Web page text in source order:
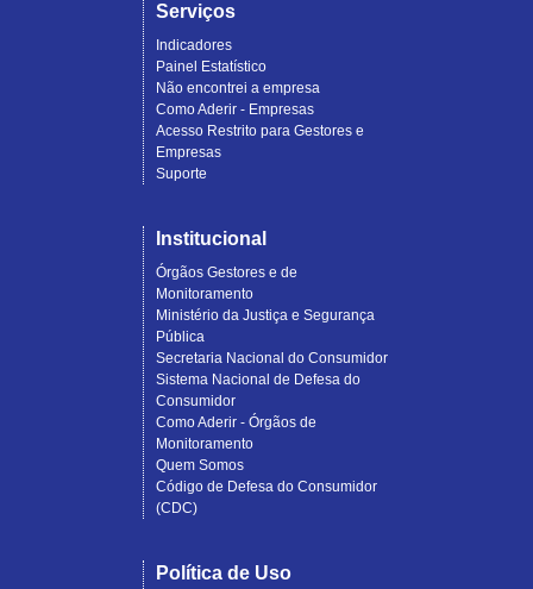
Serviços
Indicadores
Painel Estatístico
Não encontrei a empresa
Como Aderir - Empresas
Acesso Restrito para Gestores e
Empresas
Suporte
Institucional
Órgãos Gestores e de
Monitoramento
Ministério da Justiça e Segurança
Pública
Secretaria Nacional do Consumidor
Sistema Nacional de Defesa do
Consumidor
Como Aderir - Órgãos de
Monitoramento
Quem Somos
Código de Defesa do Consumidor
(CDC)
Política de Uso